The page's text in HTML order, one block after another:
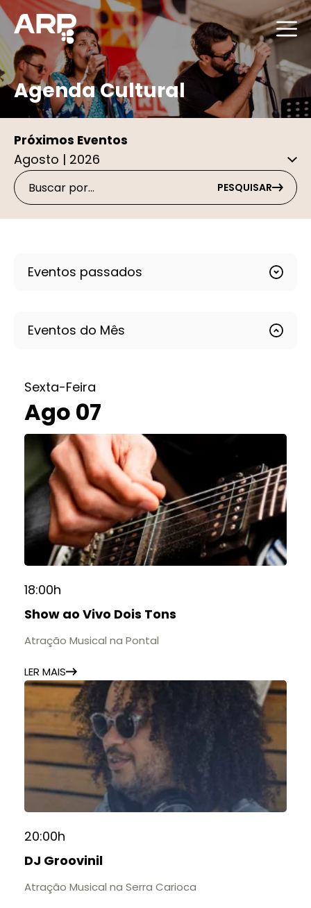
Agenda Cultural
Próximos Eventos
PESQUISAR
Eventos passados
Eventos do Mês
Sexta-Feira
Ago 07
18:00h
Show ao Vivo Dois Tons
Atração Musical na Pontal
LER MAIS
20:00h
DJ Groovinil
Atração Musical na Serra Carioca